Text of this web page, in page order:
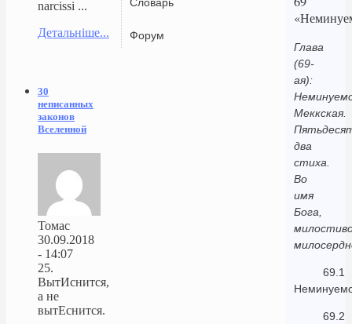
Форум
Глава
(69-
ая):
Меккская.
два
стиха.
Во
имя
Бога,
69.1
69.2
narcissi ...
Детальніше...
30
неписанных
законов
Вселенной
Томас
30.09.2018
- 14:07
25.
ВытИснится,
а не
вытЕснится.